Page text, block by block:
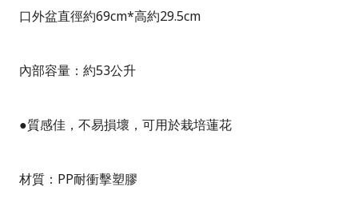
口外盆直徑約69cm*高約29.5cm
內部容量：約53公升
●質感佳，不易損壞，可用於栽培蓮花
材質：PP耐衝擊塑膠